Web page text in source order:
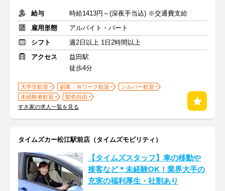
給与
時給1413円～(深夜手当込) ※交通費支給
雇用形態
アルバイト・パート
シフト
週2日以上 1日2時間以上
アクセス
益田駅
徒歩4分
大学生歓迎 副業・Ｗワーク歓迎
シルバー歓迎
未経験者歓迎
髪色自由
すき家の求人一覧を見る
タイムズカー松江駅前店（タイムズモビリティ）
【タイムズスタッフ】車の移動や
接客など＊未経験OK！業界大手の
充実の福利厚生・社割あり